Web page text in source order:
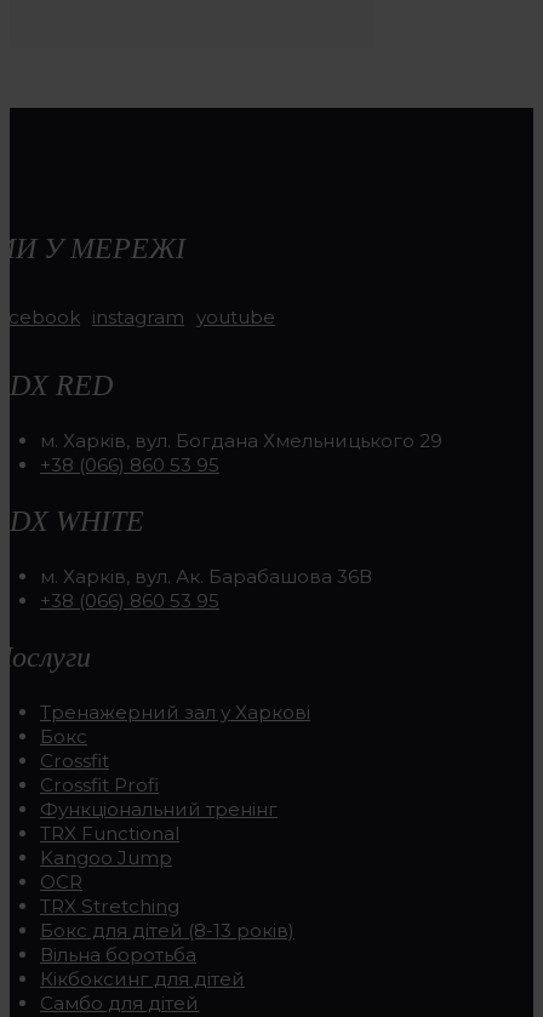
У МЕРЕЖІ
instagram youtube
RED
м. Харків, вул. Богдана Хмельницького 29
+38 (066) 860 53 95
WHITE
м. Харків, вул. Ак. Барабашова 36В
+38 (066) 860 53 95
Тренажерний зал у Харкові
Бокс
Crossfit
Crossfit Profi
Функціональний тренінг
TRX Functional
Kangoo Jump
OCR
TRX Stretching
Бокс для дітей (8-13 років)
Вільна боротьба
Кікбоксинг для дітей
Самбо для дітей